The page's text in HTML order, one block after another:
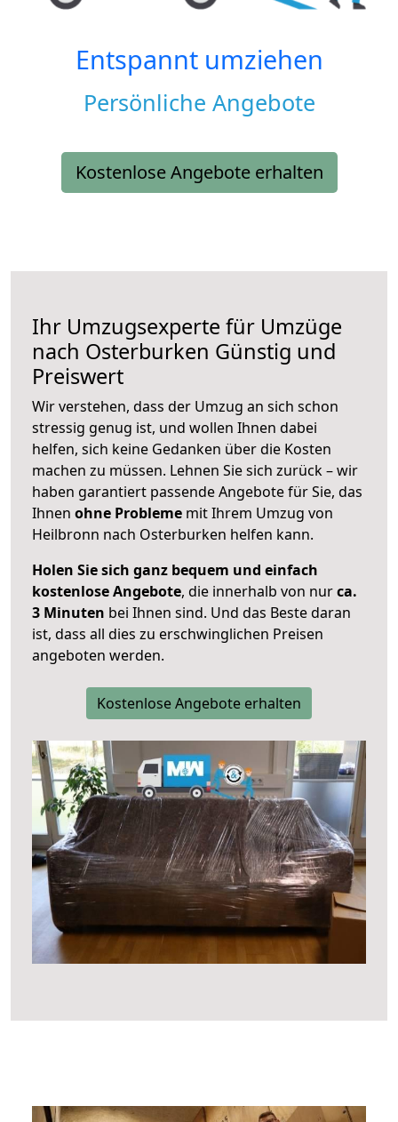
Entspannt umziehen
Persönliche Angebote
Kostenlose Angebote erhalten
Ihr Umzugsexperte für Umzüge
nach Osterburken Günstig und
Preiswert
Wir verstehen, dass der Umzug an sich schon
stressig genug ist, und wollen Ihnen dabei
helfen, sich keine Gedanken über die Kosten
machen zu müssen. Lehnen Sie sich zurück – wir
haben garantiert passende Angebote für Sie, das
Ihnen ohne Probleme mit Ihrem Umzug von
Heilbronn nach Osterburken helfen kann.
Holen Sie sich ganz bequem und einfach
kostenlose Angebote, die innerhalb von nurca.
3 Minuten bei Ihnen sind. Und das Beste daran
ist, dass all dies zu erschwinglichen Preisen
angeboten werden.
Kostenlose Angebote erhalten